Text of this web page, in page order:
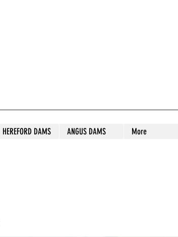
HEREFORD DAMS ANGUS DAMS More